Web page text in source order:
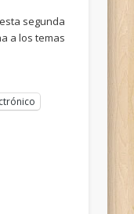
segunda
a los temas